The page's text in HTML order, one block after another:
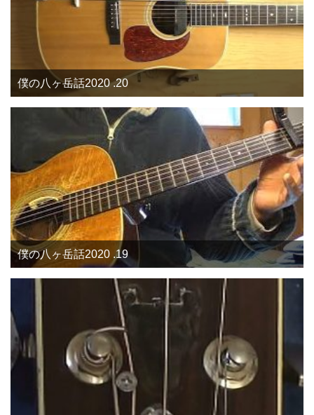
僕の八ヶ岳話2020 .20
僕の八ヶ岳話2020 .19